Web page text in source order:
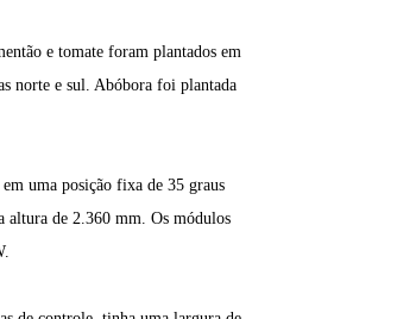
e tomate foram plantados em
norte e sul. Abóbora foi plantada
uma posição fixa de 35 graus
altura de 2.360 mm. Os módulos